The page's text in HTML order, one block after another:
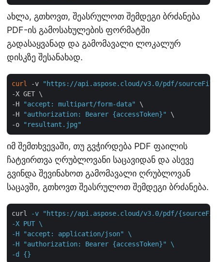
ახლა, გთხოვთ, შეასრულოთ შემდეგი ბრძანება
PDF-ის გამოსახულების ფორმატში
გადასაყვანად და გამომავალი ლოკალურ
დისკზე შესანახად.
curl -v
"https://api.aspose.cloud/v3.0/pdf/
-X GET \
-H
"accept: multipart/form-data"
\
-H
"authorization: Bearer {accessToken}"
\
-o
"resultant.jpg"
იმ შემთხვევაში, თუ გვჭირდება PDF ფაილის
ჩატვირთვა ღრუბლოვანი საცავიდან და ასევე
გვინდა შევინახოთ გამომავალი ღრუბლოვან
საცავში, გთხოვთ შეასრულოთ შემდეგი ბრძანება.
curl
-v "https://api.aspose.cloud/v3.0/pdf/
-X PUT \
-H "accept: application/json" \
-H "authorization: Bearer {accessToken}" \
-d {}